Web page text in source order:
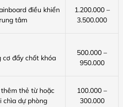
điều khiển
tâm
1.200.000 –
3.500.000
cơ đẩy chốt khóa
500.000 –
950.000
thẻ từ hoặc
chìa dự phòng
100.000 –
300.000